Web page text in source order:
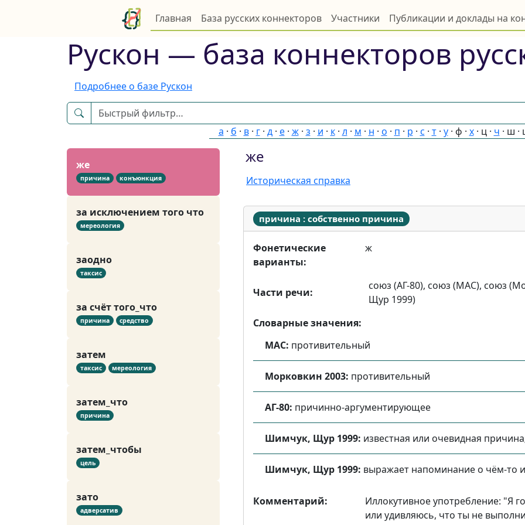
Главная База русских коннекторов Участники Публикации и доклады на
Рускон — база коннекторов
Подробнее о базе Рускон
а · б · в· г· д· е· ж· з · и · к· л · м · н · о · п · р · с · т· у· ф · х· ц· ч · ш ·
конъюнкция
ещё бы… а то
условие
ещё бы + дат. падеж + не +
инфинитив
же
причина конъюнкция
за исключением того что
мереология
заодно
таксис
за счёт того_что
причина средство
затем
таксис мереология
затем_что
причина
затем_чтобы
цель
зато
адверсатив
же
Историческая справка
причина : собственно причина
Фонетические
варианты:
ж
Части речи:
союз (АГ-80), союз (МАС), союз
Щур 1999)
Словарные значения:
МАС: противительный
Морковкин 2003: противительный
АГ-80: причинно-аргументирующее
Шимчук, Щур 1999: известная или очевидная
Шимчук, Щур 1999: выражает напоминание о чём-то
Комментарий:
Иллокутивное употребление: "Я
или удивляюсь, что ты не